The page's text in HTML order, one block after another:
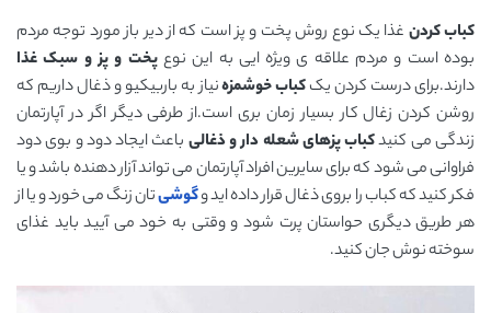
کباب کردن غذا یک نوع روش پخت و پز است که از دیر باز مورد توجه مردم
بوده است و مردم علاقه ی ویژه ایی به این نوعپخت و پز و سبک غذا
دارند.برای درست کردن یککباب خوشمزهنیاز به باربیکیو و ذغال داریم که
روشن کردن زغال کار بسیار زمان بری است.از طرفی دیگر اگر در آپارتمان
زندگی می کنیدکباب پزهای شعله دار و ذغالی باعث ایجاد دود و بوی دود
فراوانی می شود که برای سایرین افراد آپارتمان می تواند آزار دهنده باشد و یا
فکر کنید که کباب را بروی ذغال قرار داده اید وگوشیتان زنگ می خورد و یا از
هر طریق دیگری حواستان پرت شود و وقتی به خود می آیید باید غذای
سوخته نوش جان کنید.